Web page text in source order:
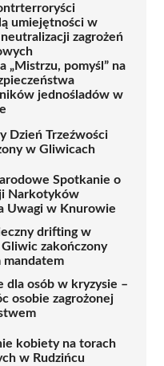
umiejętności w
zagrożeń
„Mistrzu, pomyśl” na
jednośladów w
Dzień Trzeźwości
w Gliwicach
Spotkanie o
Narkotyków
Uwagi w Knurowie
drifting w
zakończony
mandatem
dla osób w kryzysie –
osobie zagrożonej
kobiety na torach
w Rudzińcu